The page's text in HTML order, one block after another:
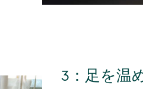
3：足を温